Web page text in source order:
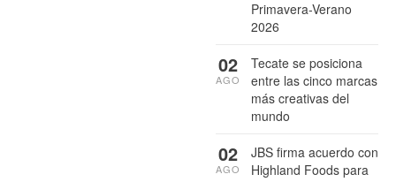
Primavera-Verano
2026
Tecate se posiciona
entre las cinco marcas
más creativas del
mundo
02
AGO
JBS firma acuerdo con
Highland Foods para
02
AGO